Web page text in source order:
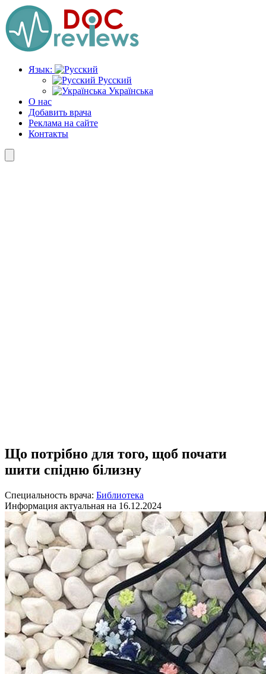
Перейти
к
содержимому
Язык:
Русский
Українська
О нас
Добавить врача
Реклама на сайте
Контакты
Що потрібно для того, щоб почати
шити спідню білизну
Специальность врача: Библиотека
Информация актуальная на 16.12.2024